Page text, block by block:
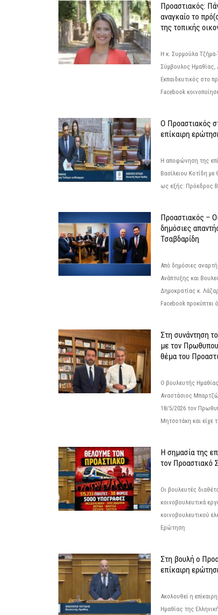
Προαστιακός:
αναγκαίο το
της τοπικής
Η κ. Συρμούλα
Σύμβουλος Ημαθίας,
Εκπαιδευτικός στο
Facebook
Ο Προαστιακός
επίκαιρη
Η αποφώνηση της
Βασίλειου Κοτίδη με
ως εξής: Πρόεδρος
Προαστιακός –
δημόσιες
Τσαβδαρίδη
Από δημόσιες
Ανάπτυξης και
Δημοκρατίας κ.
Facebook προκύπτει
Στη συνάντηση
με τον
θέμα του
Ο βουλευτής
Αναστάσιος
18/5/2026 τον
Μητσοτάκη και είχε
Η σημασία της
τον Προαστιακό
Οι βουλευτές
κοινοβουλευτικά
κοινοβουλευτικού
Ερώτηση
Στη βουλή ο
επίκαιρη
Ακολουθεί η
Ημαθίας της